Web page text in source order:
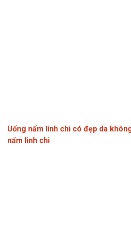
Uống nấm linh chi có đẹp da
nấm linh chi